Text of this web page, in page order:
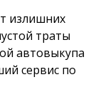
излишних
траты
автовыкупа
сервис по